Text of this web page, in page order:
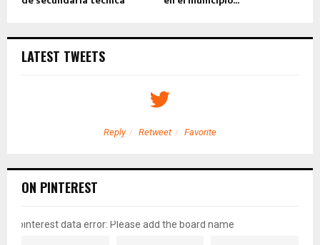
LATEST TWEETS
Reply Retweet Favorite
ON PINTEREST
pinterest data error: Please add the board name